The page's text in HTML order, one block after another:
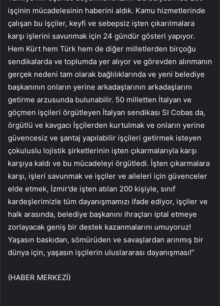
işçinin mücadelesinin haberini aldık. Kamu hizmetlerinde
çalışan bu işçiler, keyfi ve sebepsiz işten çıkarılmalara
karşı işlerini savunmak için 24 gündür gösteri yapıyor.
Hem Kürt hem Türk hem de diğer milletlerden birçoğu
sendikalarda ve toplumda yer alıyor ve görevden alınmanın
gerçek nedeni tam olarak bağlılıklarında ve yeni belediye
başkanının onların yerine arkadaşlarının arkadaşlarını
getirme arzusunda bulunabilir. 50 milletten İtalyan ve
göçmen işçileri örgütleyen İtalyan sendikası SI Cobas da,
örgütlü ve kavgacı İşçilerden kurtulmak ve onların yerine
güvencesiz ve şantaj yapılabilir işçileri getirmek isteyen
çokuluslu lojistik şirketlerinin işten çıkarmalarıyla karşı
karşıya kaldı ve bu mücadeleyi örgütledi. İşten çıkarmalara
karşı, işleri savunmak ve işçiler ve aileleri için güvenceler
elde etmek, İzmir’de işten atılan 200 kişiyle, sınıf
kardeşlerimizle tüm dayanışmamızı ifade ediyor, işçiler ve
halk arasında, belediye başkanını ihraçları iptal etmeye
zorlayacak geniş bir destek kazanmalarını umuyoruz!
Yaşasın baskıdan, sömürüden ve savaşlardan arınmış bir
dünya için, yaşasın işçilerin uluslararası dayanışması!”
(HABER MERKEZİ)